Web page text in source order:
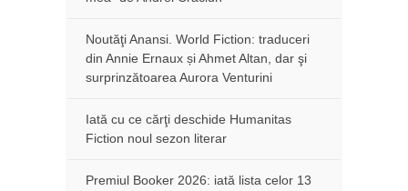
Noutăţi Anansi. World Fiction: traduceri
din Annie Ernaux și Ahmet Altan, dar şi
surprinzătoarea Aurora Venturini
Iată cu ce cărţi deschide Humanitas
Fiction noul sezon literar
Premiul Booker 2026: iată lista celor 13